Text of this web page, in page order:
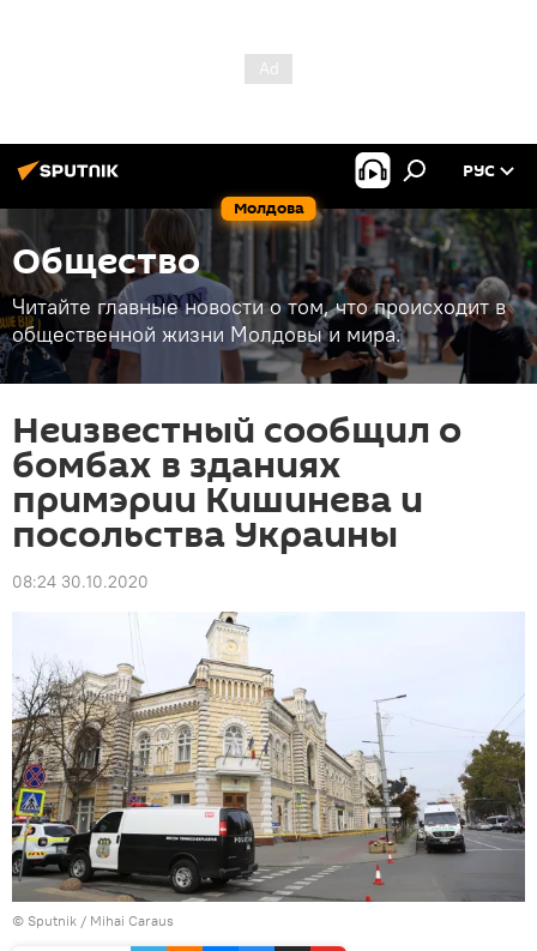
Молдова
РУС
Общество
Читайте главные новости о том, что происходит в
общественной жизни Молдовы и мира.
Неизвестный сообщил о
бомбах в зданиях
примэрии Кишинева и
посольства Украины
08:24 30.10.2020
© Sputnik / Mihai Caraus